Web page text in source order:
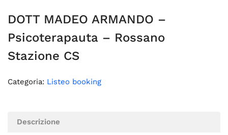
DOTT MADEO ARMANDO –
Psicoterapauta – Rossano
Stazione CS
Categoria: Listeo booking
Descrizione